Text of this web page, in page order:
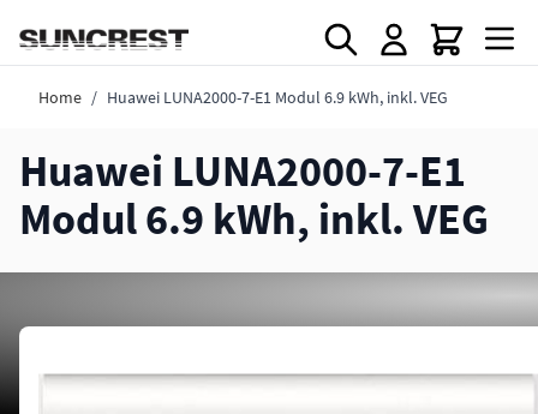
Home / Huawei LUNA2000-7-E1 Modul 6.9 kWh, inkl. VEG
Huawei LUNA2000-7-E1
Modul 6.9 kWh, inkl. VEG